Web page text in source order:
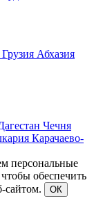
Грузия Абхазия
Чечня
Карачаево-
персональные
обеспечить
сайтом.
ОК